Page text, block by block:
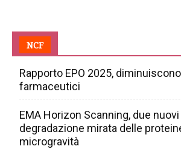
NCF
Rapporto EPO 2025,
farmaceutici
EMA Horizon Scanning, due
degradazione mirata delle
microgravità